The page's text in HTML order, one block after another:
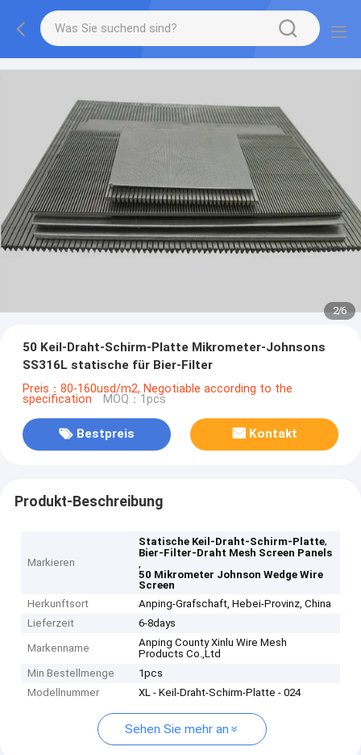
2/6
50 Keil-Draht-Schirm-Platte Mikrometer-Johnsons
SS316L statische für Bier-Filter
Preis：80-160usd/m2, Negotiable according to the
specification MOQ：1pcs
Bestpreis Kontakt
Produkt-Beschreibung
Markieren
Statische Keil-Draht-Schirm-Platte,
Bier-Filter-Draht Mesh Screen Panels
,
50 Mikrometer Johnson Wedge Wire
Screen
Herkunftsort
Anping-Grafschaft, Hebei-Provinz, China
Lieferzeit
6-8days
Markenname
Anping County Xinlu Wire Mesh
Products Co.,Ltd
Min Bestellmenge
1pcs
Modellnummer
XL - Keil-Draht-Schirm-Platte - 024
Sehen Sie mehr an